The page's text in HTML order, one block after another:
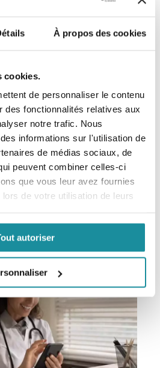
À propos des cookies
cookies.
de personnaliser le contenu
des fonctionnalités relatives aux
notre trafic. Nous
informations sur l'utilisation de
de médias sociaux, de
peuvent combiner celles-ci
que vous leur avez fournies
de votre utilisation de leurs
autoriser
Galien Modifié